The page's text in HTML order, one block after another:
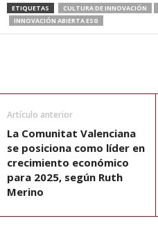
ETIQUETAS CULTURA DE INNOVACIÓN
INNOVACIÓN ABIERTA ESG
Artículo anterior
La Comunitat Valenciana
se posiciona como líder en
crecimiento económico
para 2025, según Ruth
Merino